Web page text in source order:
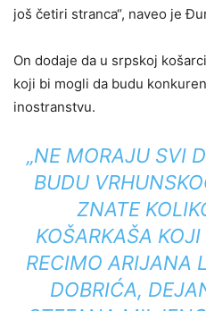
još četiri stranca“, naveo je
On dodaje da u srpskoj
koji bi mogli da budu
inostranstvu.
„NE MORAJU SVI
BUDU
ZNATE
KOŠARKAŠA
RECIMO ARIJANA
DOBRIĆA,